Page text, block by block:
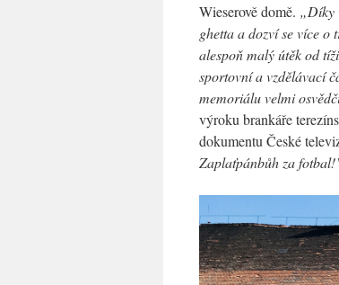
Wieserově domě. „Díky
ghetta a dozví se více
alespoň malý útěk od
sportovní a vzdělávací
memoriálu velmi
výroku brankáře
dokumentu České
Zaplaťpánbůh za